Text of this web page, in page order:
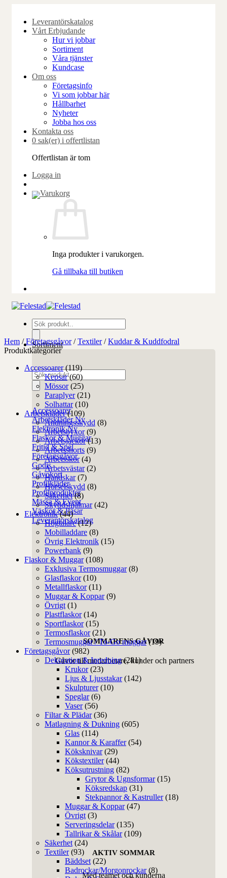
content
Leverantörskatalog
Vårt Erbjudande
Hur vi jobbar
Sortiment
Våra tjänster
Kundcase
Om oss
Företagsinfo
Vi som jobbar här
Hållbarhet
Nyheter
Jobba hos oss
Kontakta oss
0 sak(er) i offertlistan
Offertlistan är tom
Logga in
Inga produkter i varukorgen.
Gå tillbaka till butiken
Produktsökning
Sortiment
Produktsökning
Accessoarer
Arbetskläder
Elektronik
Flaskor & Muggar
Fritid & Spel
Företagsgåvor
Godis
Gåvokort
Profilkläder
Profilprodukter
Mässa & Event
Väskor & Påsar
Leverantörskatalog
SOMMARENS GÅVOR
Gåvor till medarbetare, kunder och partners
AKTIV SOMMAR
Med teamet och kunderna
Hem / Företagsgåvor / Textiler / Kuddar & Kuddfodral
Produktkategorier
Accessoarer (119)
Kepsar (60)
Mössor (25)
Paraplyer (21)
Solhattar (10)
Arbetskläder (109)
Andningsskydd (8)
Arbetsbyxor (9)
Arbetsjackor (13)
Arbetsshorts (9)
Arbetsskor (4)
Arbetsvästar (2)
Handskar (7)
Hörselskydd (8)
Säkerhet (8)
Skyddshjälmar (42)
Elektronik (44)
Högtalare (12)
Mobilladdare (8)
Övrig Elektronik (15)
Powerbank (9)
Flaskor & Muggar (108)
Exklusiva Termosmuggar (8)
Glasflaskor (10)
Metallflaskor (11)
Muggar & Koppar (9)
Övrigt (1)
Plastflaskor (14)
Sportflaskor (15)
Termosflaskor (21)
Termosmuggar / To-Go muggar (19)
Företagsgåvor (982)
Dekoration & Inredning (281)
Krukor (23)
Ljus & Ljusstakar (142)
Skulpturer (10)
Speglar (6)
Vaser (56)
Filtar & Plädar (36)
Matlagning & Dukning (605)
Glas (114)
Kannor & Karaffer (54)
Köksknivar (29)
Kökstextiler (44)
Köksutrustning (82)
Grytor & Ugnsformar (15)
Köksredskap (31)
Stekpannor & Kastruller (18)
Muggar & Koppar (47)
Övrigt (3)
Serveringsdelar (135)
Tallrikar & Skålar (109)
Säkerhet (24)
Textiler (93)
Bäddset (22)
Badrockar/Morgonrockar (8)